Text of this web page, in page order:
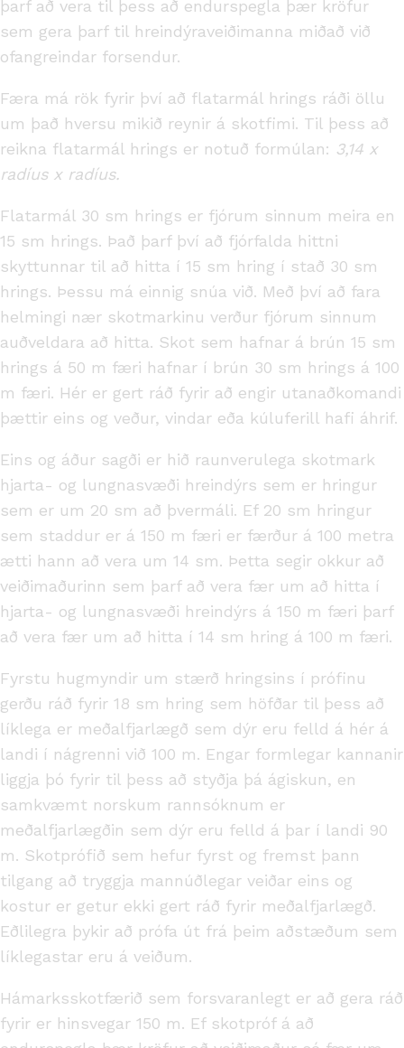
þarf að vera til þess að endurspegla þær kröfur
sem gera þarf til hreindýraveiðimanna miðað við
ofangreindar forsendur.
Færa má rök fyrir því að flatarmál hrings ráði öllu
um það hversu mikið reynir á skotfimi. Til þess að
reikna flatarmál hrings er notuð formúlan: 3,14 x
radíus x radíus.
Flatarmál 30 sm hrings er fjórum sinnum meira en
15 sm hrings. Það þarf því að fjórfalda hittni
skyttunnar til að hitta í 15 sm hring í stað 30 sm
hrings. Þessu má einnig snúa við. Með því að fara
helmingi nær skotmarkinu verður fjórum sinnum
auðveldara að hitta. Skot sem hafnar á brún 15 sm
hrings á 50 m færi hafnar í brún 30 sm hrings á 100
m færi. Hér er gert ráð fyrir að engir utanaðkomandi
þættir eins og veður, vindar eða kúluferill hafi áhrif.
Eins og áður sagði er hið raunverulega skotmark
hjarta- og lungnasvæði hreindýrs sem er hringur
sem er um 20 sm að þvermáli. Ef 20 sm hringur
sem staddur er á 150 m færi er færður á 100 metra
ætti hann að vera um 14 sm. Þetta segir okkur að
veiðimaðurinn sem þarf að vera fær um að hitta í
hjarta- og lungnasvæði hreindýrs á 150 m færi þarf
að vera fær um að hitta í 14 sm hring á 100 m færi.
Fyrstu hugmyndir um stærð hringsins í prófinu
gerðu ráð fyrir 18 sm hring sem höfðar til þess að
líklega er meðalfjarlægð sem dýr eru felld á hér á
landi í nágrenni við 100 m. Engar formlegar kannanir
liggja þó fyrir til þess að styðja þá ágiskun, en
samkvæmt norskum rannsóknum er
meðalfjarlægðin sem dýr eru felld á þar í landi 90
m. Skotprófið sem hefur fyrst og fremst þann
tilgang að tryggja mannúðlegar veiðar eins og
kostur er getur ekki gert ráð fyrir meðalfjarlægð.
Eðlilegra þykir að prófa út frá þeim aðstæðum sem
líklegastar eru á veiðum.
Hámarksskotfærið sem forsvaranlegt er að gera ráð
fyrir er hinsvegar 150 m. Ef skotpróf á að